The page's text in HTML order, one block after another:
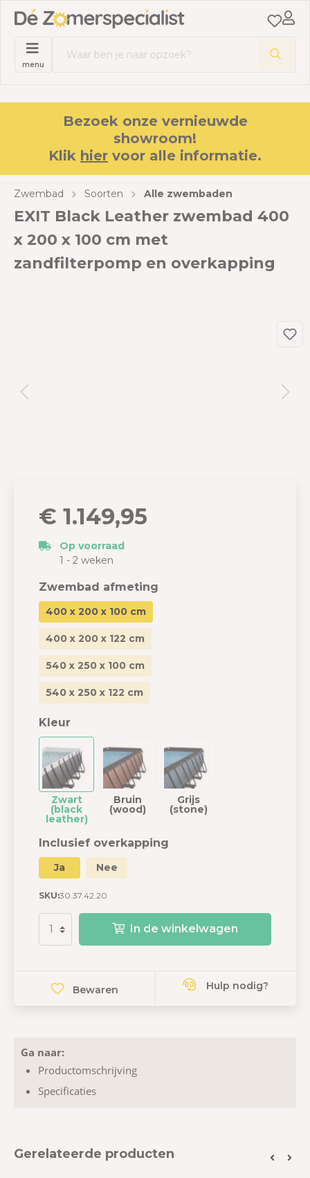
menu
Bezoek onze vernieuwde
showroom!
Klik hier voor alle informatie.
Zwembad Soorten Alle zwembaden
EXIT Black Leather zwembad 400
x 200 x 100 cm met
zandfilterpomp en overkapping
€ 1.149,95
Op voorraad
1 - 2 weken
Zwembad afmeting
400 x 200 x 100 cm
400 x 200 x 122 cm
540 x 250 x 100 cm
540 x 250 x 122 cm
Kleur
Zwart
(black
leather)
Bruin
(wood)
Grijs
(stone)
Inclusief overkapping
Ja Nee
SKU:30.37.42.20
In de winkelwagen
Bewaren Hulp nodig?
Ga naar:
Productomschrijving
Specificaties
Gerelateerde producten